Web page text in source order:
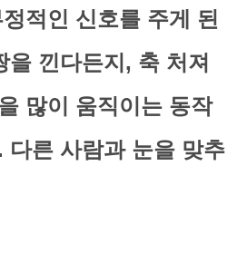
적인 신호를 주게 된
을 낀다든지, 축 처져
많이 움직이는 동작
다른 사람과 눈을 맞추